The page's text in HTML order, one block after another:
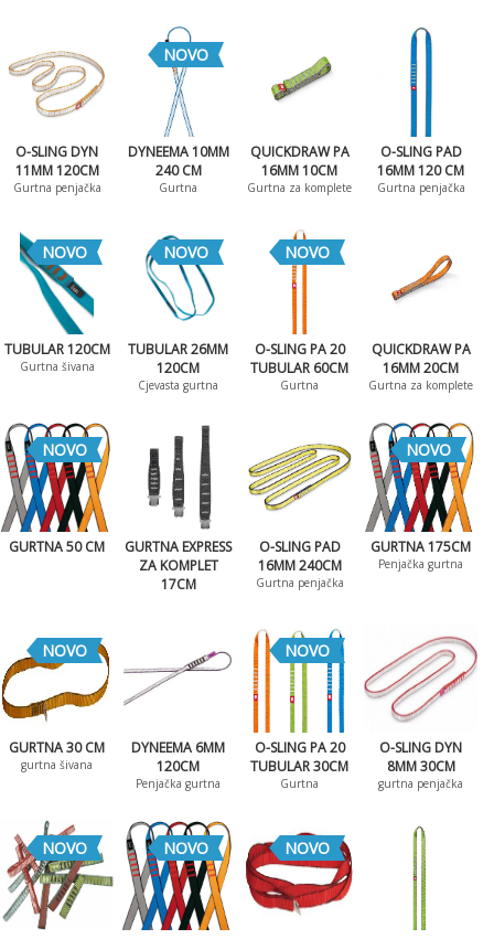
O-SLING DYN
11MM 120CM
Gurtna penjačka
NOVO
DYNEEMA 10MM
240 CM
Gurtna
QUICKDRAW PA
16MM 10CM
Gurtna za komplete
O-SLING PAD
16MM 120 CM
Gurtna penjačka
NOVO
TUBULAR 120CM
Gurtna šivana
NOVO
TUBULAR 26MM
120CM
Cjevasta gurtna
NOVO
O-SLING PA 20
TUBULAR 60CM
Gurtna
QUICKDRAW PA
16MM 20CM
Gurtna za komplete
NOVO
GURTNA 50 CM
GURTNA EXPRESS
ZA KOMPLET
17CM
O-SLING PAD
16MM 240CM
Gurtna penjačka
NOVO
GURTNA 175CM
Penjačka gurtna
NOVO
GURTNA 30 CM
gurtna šivana
DYNEEMA 6MM
120CM
Penjačka gurtna
NOVO
O-SLING PA 20
TUBULAR 30CM
Gurtna
O-SLING DYN
8MM 30CM
gurtna penjačka
NOVO NOVO NOVO